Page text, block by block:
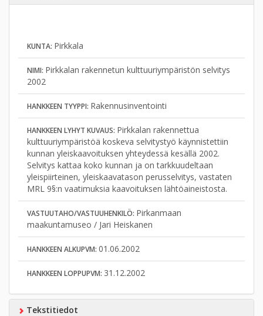
KUNTA: Pirkkala
NIMI: Pirkkalan rakennetun kulttuuriympäristön selvitys
2002
HANKKEEN TYYPPI: Rakennusinventointi
HANKKEEN LYHYT KUVAUS: Pirkkalan rakennettua
kulttuuriympäristöä koskeva selvitystyö käynnistettiin
kunnan yleiskaavoituksen yhteydessä kesällä 2002.
Selvitys kattaa koko kunnan ja on tarkkuudeltaan
yleispiirteinen, yleiskaavatason perusselvitys, vastaten
MRL 9§:n vaatimuksia kaavoituksen lähtöaineistosta.
VASTUUTAHO/VASTUUHENKILÖ: Pirkanmaan
maakuntamuseo / Jari Heiskanen
HANKKEEN ALKUPVM: 01.06.2002
HANKKEEN LOPPUPVM: 31.12.2002
Tekstitiedot